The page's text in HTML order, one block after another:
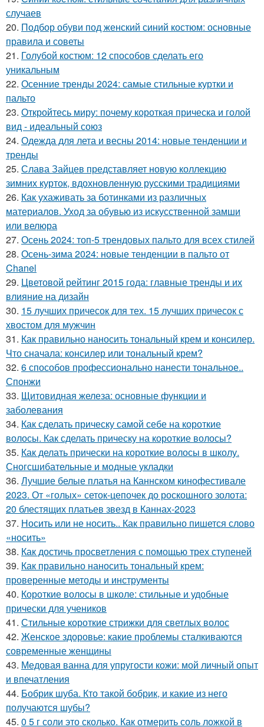
случаев
20. Подбор обуви под женский синий костюм: основные
правила и советы
21. Голубой костюм: 12 способов сделать его
уникальным
22. Осенние тренды 2024: самые стильные куртки и
пальто
23. Откройтесь миру: почему короткая прическа и голой
вид - идеальный союз
24. Одежда для лета и весны 2014: новые тенденции и
тренды
25. Слава Зайцев представляет новую коллекцию
зимних курток, вдохновленную русскими традициями
26. Как ухаживать за ботинками из различных
материалов. Уход за обувью из искусственной замши
или велюра
27. Осень 2024: топ-5 трендовых пальто для всех стилей
28. Осень-зима 2024: новые тенденции в пальто от
Chanel
29. Цветовой рейтинг 2015 года: главные тренды и их
влияние на дизайн
30. 15 лучших причесок для тех. 15 лучших причесок с
хвостом для мужчин
31. Как правильно наносить тональный крем и консилер.
Что сначала: консилер или тональный крем?
32. 6 способов профессионально нанести тональное..
Спонжи
33. Щитовидная железа: основные функции и
заболевания
34. Как сделать прическу самой себе на короткие
волосы. Как сделать прическу на короткие волосы?
35. Как делать прически на короткие волосы в школу.
Сногсшибательные и модные укладки
36. Лучшие белые платья на Каннском кинофестивале
2023. От «голых» сеток-цепочек до роскошного золота:
20 блестящих платьев звезд в Каннах-2023
37. Носить или не носить.. Как правильно пишется слово
«носить»
38. Как достичь просветления с помощью трех ступеней
39. Как правильно наносить тональный крем:
проверенные методы и инструменты
40. Короткие волосы в школе: стильные и удобные
прически для учеников
41. Стильные короткие стрижки для светлых волос
42. Женское здоровье: какие проблемы сталкиваются
современные женщины
43. Медовая ванна для упругости кожи: мой личный опыт
и впечатления
44. Бобрик шуба. Кто такой бобрик, и какие из него
получаются шубы?
45. 0 5 г соли это сколько. Как отмерить соль ложкой в